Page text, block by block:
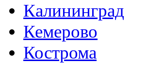
Калининград
Кемерово
Кострома